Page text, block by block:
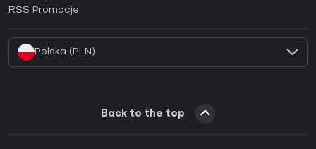
RSS Promocje
Polska (PLN)
Back to the top